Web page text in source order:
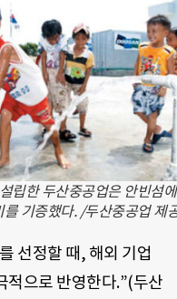
립한 두산중공업은 안빈섬
기증했다. /두산중공업 제
선정할 때, 해외 기업
적으로 반영한다.”(두산